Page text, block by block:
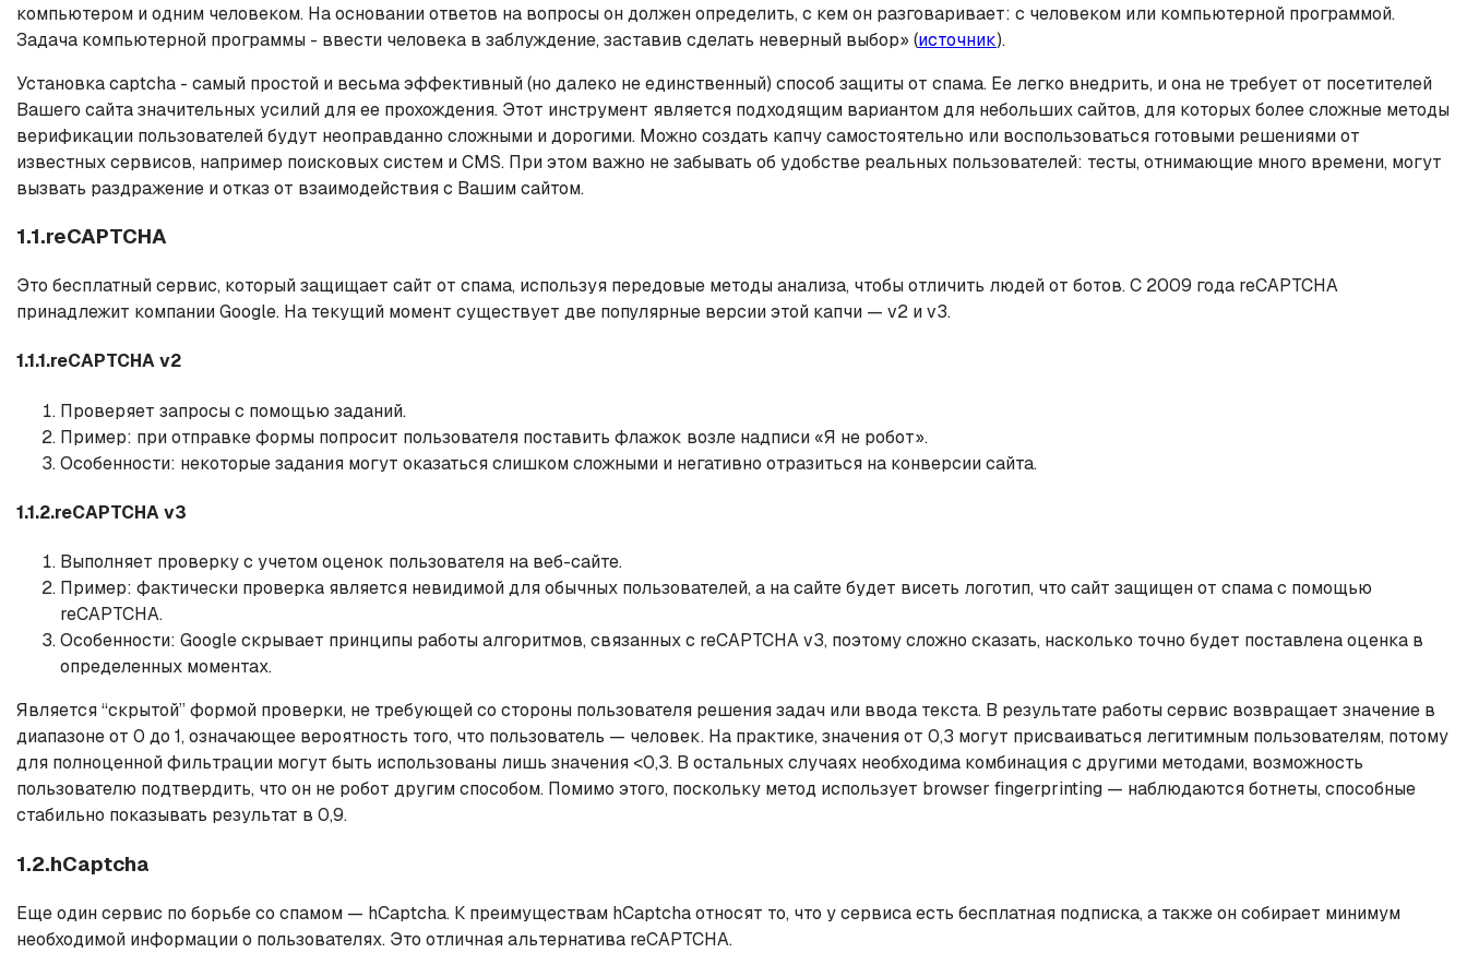
компьютером и одним человеком. На основании ответов на вопросы он должен определить, с кем он разговаривает: с человеком или компьютерной программой.
Задача компьютерной программы - ввести человека в заблуждение, заставив сделать неверный выбор» (источник).
Установка captcha - самый простой и весьма эффективный (но далеко не единственный) способ защиты от спама. Ее легко внедрить, и она не требует от посетителей
Вашего сайта значительных усилий для ее прохождения. Этот инструмент является подходящим вариантом для небольших сайтов, для которых более сложные методы
верификации пользователей будут неоправданно сложными и дорогими. Можно создать капчу самостоятельно или воспользоваться готовыми решениями от
известных сервисов, например поисковых систем и CMS. При этом важно не забывать об удобстве реальных пользователей: тесты, отнимающие много времени, могут
вызвать раздражение и отказ от взаимодействия с Вашим сайтом.
1.1.reCAPTCHA
Это бесплатный сервис, который защищает сайт от спама, используя передовые методы анализа, чтобы отличить людей от ботов. С 2009 года reCAPTCHA
принадлежит компании Google. На текущий момент существует две популярные версии этой капчи — v2 и v3.
1.1.1.reCAPTCHA v2
Проверяет запросы с помощью заданий.
Пример: при отправке формы попросит пользователя поставить флажок возле надписи «Я не робот».
Особенности: некоторые задания могут оказаться слишком сложными и негативно отразиться на конверсии сайта.
1.1.2.reCAPTCHA v3
Выполняет проверку с учетом оценок пользователя на веб-сайте.
Пример: фактически проверка является невидимой для обычных пользователей, а на сайте будет висеть логотип, что сайт защищен от спама с помощью
reCAPTCHA.
Особенности: Google скрывает принципы работы алгоритмов, связанных с reCAPTCHA v3, поэтому сложно сказать, насколько точно будет поставлена оценка в
определенных моментах.
Является “скрытой” формой проверки, не требующей со стороны пользователя решения задач или ввода текста. В результате работы сервис возвращает значение в
диапазоне от 0 до 1, означающее вероятность того, что пользователь — человек. На практике, значения от 0,3 могут присваиваться легитимным пользователям, потому
для полноценной фильтрации могут быть использованы лишь значения <0,3. В остальных случаях необходима комбинация с другими методами, возможность
пользователю подтвердить, что он не робот другим способом. Помимо этого, поскольку метод использует browser fingerprinting — наблюдаются ботнеты, способные
стабильно показывать результат в 0,9.
1.2.hCaptcha
Еще один сервис по борьбе со спамом — hCaptcha. К преимуществам hCaptcha относят то, что у сервиса есть бесплатная подписка, а также он собирает минимум
необходимой информации о пользователях. Это отличная альтернатива reCAPTCHA.